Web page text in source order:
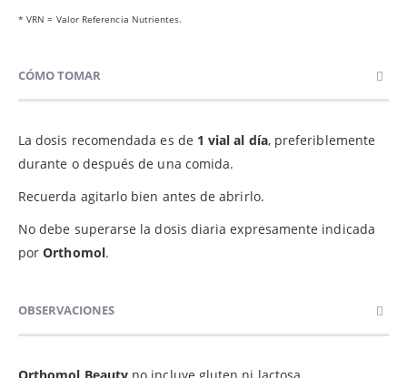
* VRN = Valor Referencia Nutrientes.
CÓMO TOMAR
La dosis recomendada es de 1 vial al día, preferiblemente
durante o después de una comida.
Recuerda agitarlo bien antes de abrirlo.
No debe superarse la dosis diaria expresamente indicada
porOrthomol.
OBSERVACIONES